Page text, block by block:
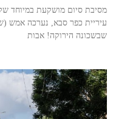
מסיבת סיום מושקעת במיוחד
עיריית כפר סבא, נערכה אמש
שבשכונה הירוקה! אבות